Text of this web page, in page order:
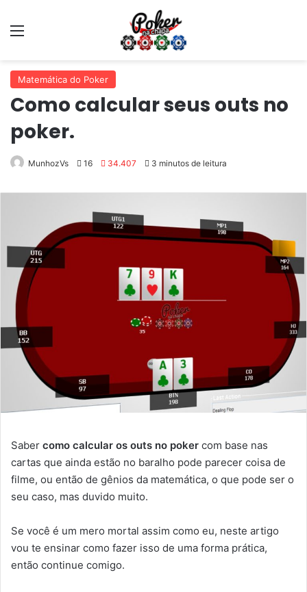
Matemática do Poker
Como calcular seus outs no
poker.
MunhozVs 16 34.407 3 minutos de leitura
Saber como calcular os outs no poker com base nas
cartas que ainda estão no baralho pode parecer coisa de
filme, ou então de gênios da matemática, o que pode ser o
seu caso, mas duvido muito.
Se você é um mero mortal assim como eu, neste artigo
vou te ensinar como fazer isso de uma forma prática,
então continue comigo.